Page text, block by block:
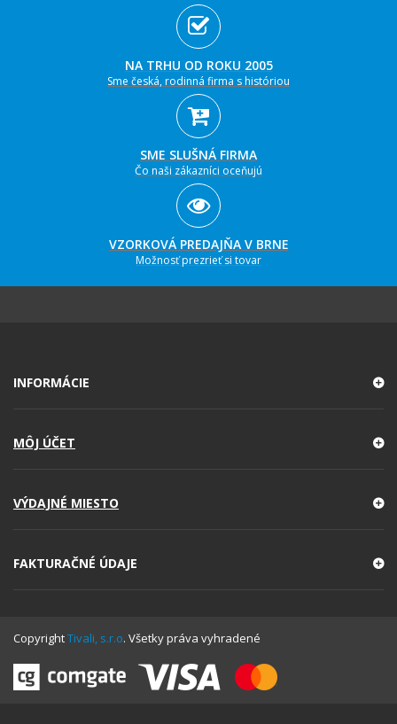
NA TRHU OD ROKU 2005
Sme česká, rodinná firma s históriou
SME SLUŠNÁ FIRMA
Čo naši zákazníci oceňujú
VZORKOVÁ PREDAJŇA V BRNE
Možnosť prezrieť si tovar
INFORMÁCIE
MÔJ ÚČET
VÝDAJNÉ MIESTO
FAKTURAČNÉ ÚDAJE
CopyrightTivali, s.r.o. Všetky práva vyhradené